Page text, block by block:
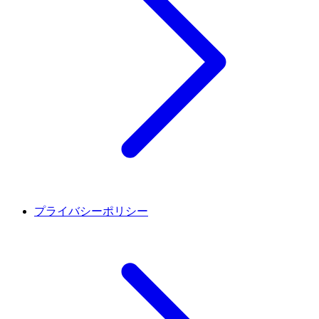
プライバシーポリシー